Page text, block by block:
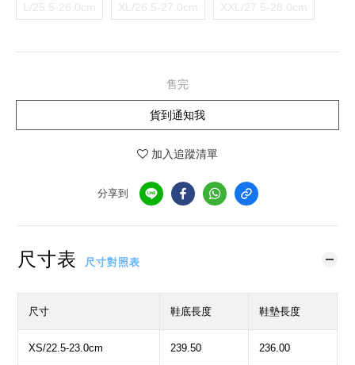
L/25.5-26.0cm XL/26.5-27.0cm XXL/27.5-28.0cm
售完
貨到通知我
加入追蹤清單
分享到
尺寸表 尺寸對照表
尺寸 鞋底長度 鞋墊長度
XS/22.5-23.0cm 239.50 236.00